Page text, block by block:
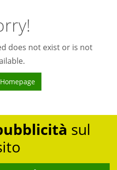
does not exist or is not
sul